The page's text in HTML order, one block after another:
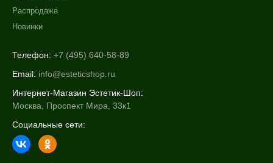
Распродажа
Новинки
Телефон: +7 (495) 640-58-89
Email: info@esteticshop.ru
Интернет-Магазин Эстетик-Шоп:
Москва, Проспект Мира, 33к1
Социальные сети: